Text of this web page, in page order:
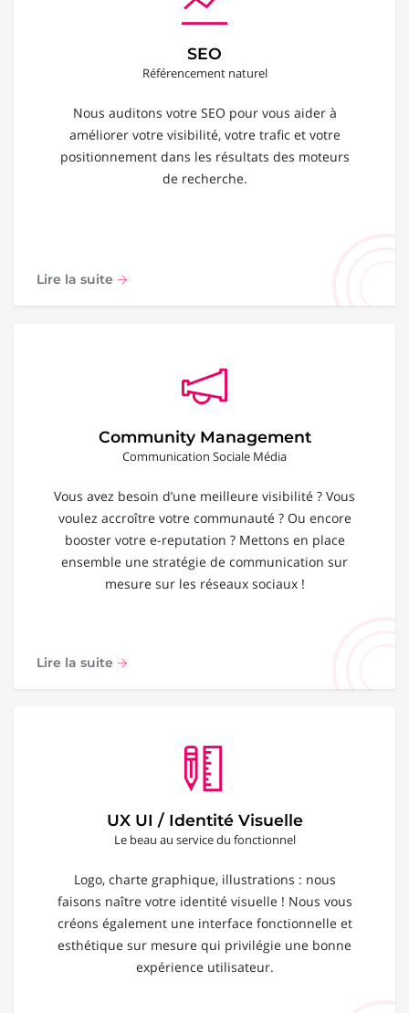
SEO
Référencement naturel
Nous auditons votre SEO pour vous aider à
améliorer votre visibilité, votre trafic et votre
positionnement dans les résultats des moteurs
de recherche.
Lire la suite
Community Management
Communication Sociale Média
Vous avez besoin d’une meilleure visibilité ? Vous
voulez accroître votre communauté ? Ou encore
booster votre e-reputation ? Mettons en place
ensemble une stratégie de communication sur
mesure sur les réseaux sociaux !
Lire la suite
UX UI / Identité Visuelle
Le beau au service du fonctionnel
Logo, charte graphique, illustrations : nous
faisons naître votre identité visuelle ! Nous vous
créons également une interface fonctionnelle et
esthétique sur mesure qui privilégie une bonne
expérience utilisateur.